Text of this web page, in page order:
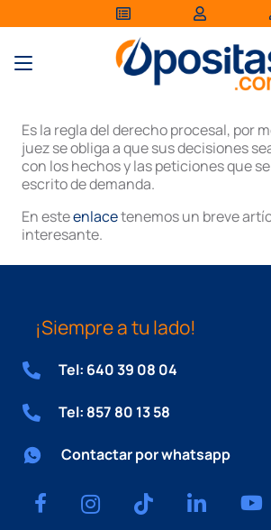
Es la regla del derecho procesal, por
juez se obliga a que sus decisiones
con los hechos y las peticiones que
escrito de demanda.
En esteenlacetenemos un breve
interesante.
¡Siempre a tu lado!
Tel: 640 39 08 04
Tel: 857 80 13 58
Contactar por whatsapp